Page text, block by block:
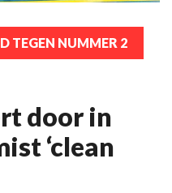
TEGEN NUMMER 2
door in
‘clean